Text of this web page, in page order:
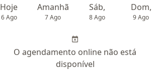
Hoje
6 Ago
Amanhã
7 Ago
Sáb,
8 Ago
Dom,
9 Ago
O agendamento online não está
disponível